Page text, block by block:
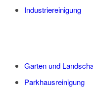
Industriereinigung
Garten und
Parkhausreinigung